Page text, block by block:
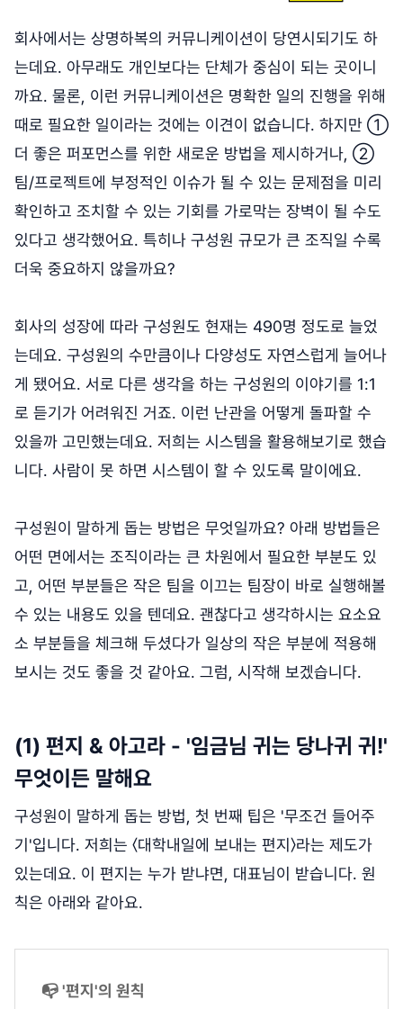
회사에서는 상명하복의 커뮤니케이션이 당연시되기도 하
는데요. 아무래도 개인보다는 단체가 중심이 되는 곳이니
까요. 물론, 이런 커뮤니케이션은 명확한 일의 진행을 위해
때로 필요한 일이라는 것에는 이견이 없습니다. 하지만 ①
더 좋은 퍼포먼스를 위한 새로운 방법을 제시하거나, ②
팀/프로젝트에 부정적인 이슈가 될 수 있는 문제점을 미리
확인하고 조치할 수 있는 기회를 가로막는 장벽이 될 수도
있다고 생각했어요. 특히나 구성원 규모가 큰 조직일 수록
더욱 중요하지 않을까요?
회사의 성장에 따라 구성원도 현재는 490명 정도로 늘었
는데요. 구성원의 수만큼이나 다양성도 자연스럽게 늘어나
게 됐어요. 서로 다른 생각을 하는 구성원의 이야기를 1:1
로 듣기가 어려워진 거죠. 이런 난관을 어떻게 돌파할 수
있을까 고민했는데요. 저희는 시스템을 활용해보기로 했습
니다. 사람이 못 하면 시스템이 할 수 있도록 말이에요.
구성원이 말하게 돕는 방법은 무엇일까요? 아래 방법들은
어떤 면에서는 조직이라는 큰 차원에서 필요한 부분도 있
고, 어떤 부분들은 작은 팀을 이끄는 팀장이 바로 실행해볼
수 있는 내용도 있을 텐데요. 괜찮다고 생각하시는 요소요
소 부분들을 체크해 두셨다가 일상의 작은 부분에 적용해
보시는 것도 좋을 것 같아요. 그럼, 시작해 보겠습니다.
(1) 편지 & 아고라 - '임금님 귀는 당나귀 귀!'
무엇이든 말해요
구성원이 말하게 돕는 방법, 첫 번째 팁은 '무조건 들어주
기'입니다. 저희는 〈대학내일에 보내는 편지〉라는 제도가
있는데요. 이 편지는 누가 받냐면, 대표님이 받습니다. 원
칙은 아래와 같아요.
📭 '편지'의 원칙